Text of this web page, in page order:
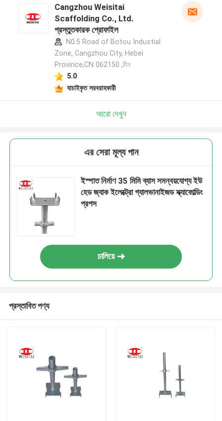
Cangzhou Weisitai
Scaffolding Co., Ltd.
প্রস্তুতকারক প্রোফাইল
N0.5 Road of Botou Industial
Zone, Cangzhou City, Hebei
Province,CN 062150 ,চীন
5.0
যাচাইকৃত সরবরাহকারী
আরো দেখুন
এর সেরা মূল্য পান
ইস্পাত নির্মাণ 35 মিমি ব্যাস সমন্বয়যোগ্য ইউ
হেড জ্যাক ইলেক্ট্রো গ্যালভানাইজড স্ক্যাফোল্ডিং
প্রপস
চালিয়ে
প্রস্তাবিত পণ্য